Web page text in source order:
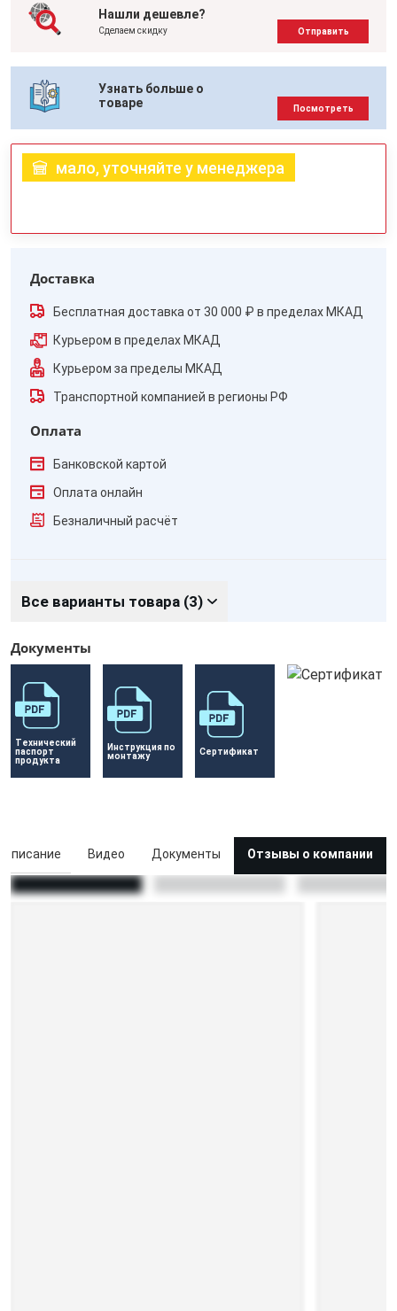
Нашли дешевле?
Сделаем скидку Отправить
Узнать больше о
товаре
Посмотреть
мало, уточняйте у менеджера
Доставка
Бесплатная доставка от 30 000 ₽ в пределах МКАД
Курьером в пределах МКАД
Курьером за пределы МКАД
Транспортной компанией в регионы РФ
Оплата
Банковской картой
Оплата онлайн
Безналичный расчёт
Все варианты товара (3)
Документы
Технический
паспорт
продукта
Инструкция по
монтажу
Сертификат
Описание Видео Документы Отзывы о компании